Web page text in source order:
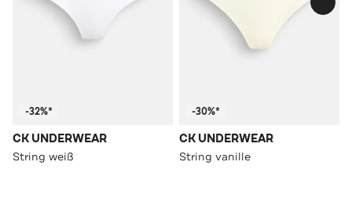
-32%*
CK UNDERWEAR
String weiß
-30%*
CK UNDERWEAR
String vanille